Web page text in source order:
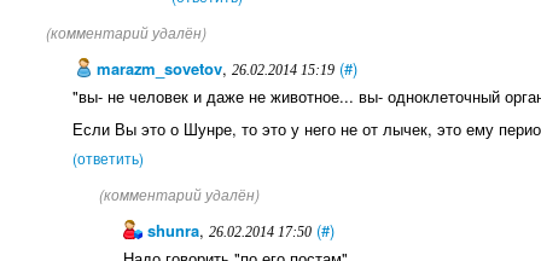
(комментарий удалён)
marazm_sovetov,26.02.2014 15:19 (#)
"вы- не человек и даже не животное... вы- одноклеточный
Если Вы это о Шунре, то это у него не от лычек, это ему
(ответить)
(комментарий удалён)
shunra,26.02.2014 17:50 (#)